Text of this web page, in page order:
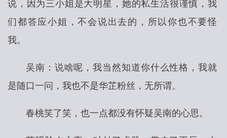
说，因为三小姐是大明星，她的私生活很谨慎，我
们都答应小姐，不会说出去的，所以你也不要怪
我。
吴南：说啥呢，我当然知道你什么性格，我就
是随口一问，我也不是华芷粉丝，无所谓。
春桃笑了笑，也一点都没有怀疑吴南的心思。